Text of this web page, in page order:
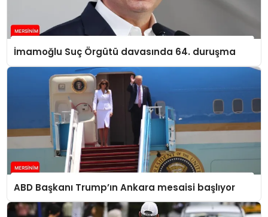
İmamoğlu Suç Örgütü davasında 64. duruşma
ABD Başkanı Trump’ın Ankara mesaisi başlıyor